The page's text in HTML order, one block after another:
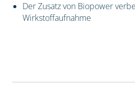
Der Zusatz von Biopower
Wirkstoffaufnahme